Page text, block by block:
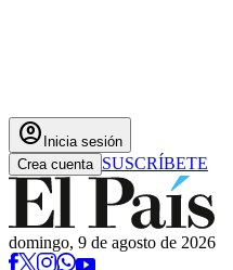
account_circle Inicia sesión
Crea cuenta SUSCRÍBETE
domingo, 9 de agosto de 2026